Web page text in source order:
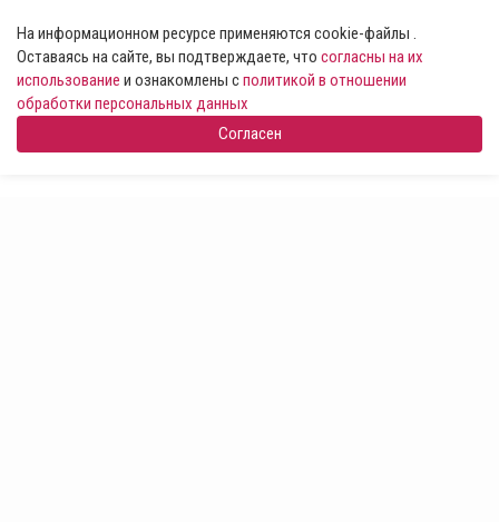
На информационном ресурсе применяются cookie-файлы .
Оставаясь на сайте, вы подтверждаете, что согласны на их
использование и ознакомлены сполитикой в отношении
обработки персональных данных
Согласен